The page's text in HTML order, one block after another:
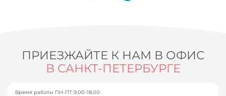
ПРИЕЗЖАЙТЕ К НАМ В ОФИС
В САНКТ-ПЕТЕРБУРГЕ
Время работы ПН-ПТ 9.00-18.00